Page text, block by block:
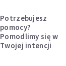
Potrzebujesz
pomocy?
Pomodlimy się w
Twojej intencji